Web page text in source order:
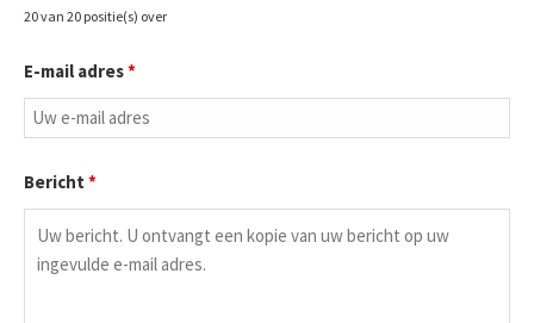
20 van 20 positie(s) over
E-mail adres*
Bericht *